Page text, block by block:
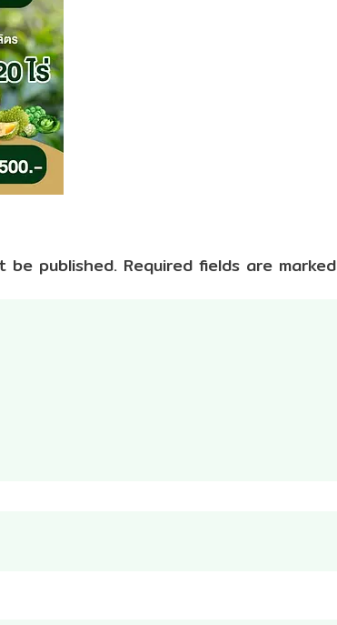
be published. Required fields are marked